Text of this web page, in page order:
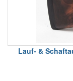
Lauf- &